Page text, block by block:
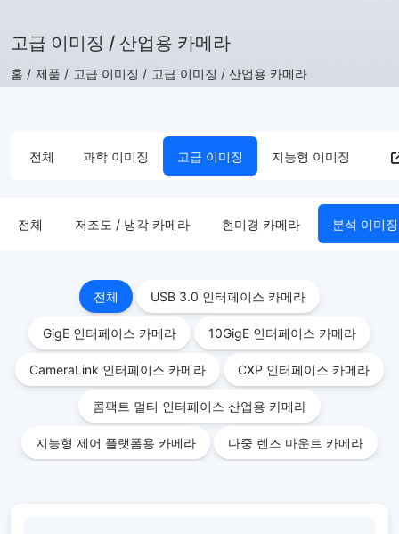
고급 이미징 / 산업용 카메라
홈 / 제품 / 고급 이미징 / 고급 이미징 / 산업용 카메라
전체 과학 이미징 고급 이미징 지능형 이미징
전체 저조도 / 냉각 카메라 현미경 카메라 분석 이미
전체 USB 3.0 인터페이스 카메라
GigE 인터페이스 카메라 10GigE 인터페이스 카메라
CameraLink 인터페이스 카메라 CXP 인터페이스 카메라
콤팩트 멀티 인터페이스 산업용 카메라
지능형 제어 플랫폼용 카메라 다중 렌즈 마운트 카메라